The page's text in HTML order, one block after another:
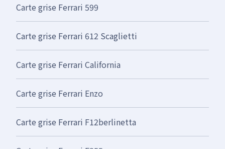
Carte grise Ferrari 599
Carte grise Ferrari 612 Scaglietti
Carte grise Ferrari California
Carte grise Ferrari Enzo
Carte grise Ferrari F12berlinetta